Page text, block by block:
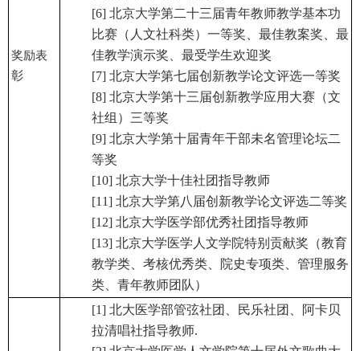
奖励表
彰
[6] 北京大学第二十三届青年教师教学基本功
比赛（人文社科类）一等奖、最佳教案奖、最
佳教学演示奖、最受学生欢迎奖
[7] 北京大学第七届创新教学论文评选一等奖
[8] 北京大学第十三届创新教学应用大赛（文
社组）三等奖
[9] 北京大学第十届青年干部未名管理论坛二
等奖
[10] 北京大学十佳社团指导教师
[11] 北京大学第八届创新教学论文评选二等奖
[12] 北京大学医学部优秀社团指导教师
[13] 北京大学医学人文学院特别贡献奖（教育
教学类、考核优秀类、院史专项类、管理服务
类、青年教师团队）
[1] 北大医学部管弦社团、民乐社团、阿卡贝
拉清唱社指导教师.